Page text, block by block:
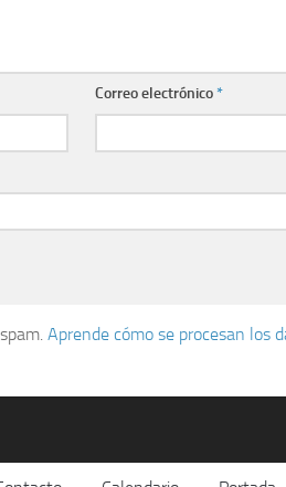
Correo electrónico*
Aprende cómo se procesan los